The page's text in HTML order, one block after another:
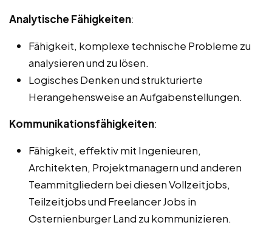
Analytische Fähigkeiten:
Fähigkeit, komplexe technische Probleme zu
analysieren und zu lösen.
Logisches Denken und strukturierte
Herangehensweise an Aufgabenstellungen.
Kommunikationsfähigkeiten:
Fähigkeit, effektiv mit Ingenieuren,
Architekten, Projektmanagern und anderen
Teammitgliedern bei diesen Vollzeitjobs,
Teilzeitjobs und Freelancer Jobs in
Osternienburger Land zu kommunizieren.